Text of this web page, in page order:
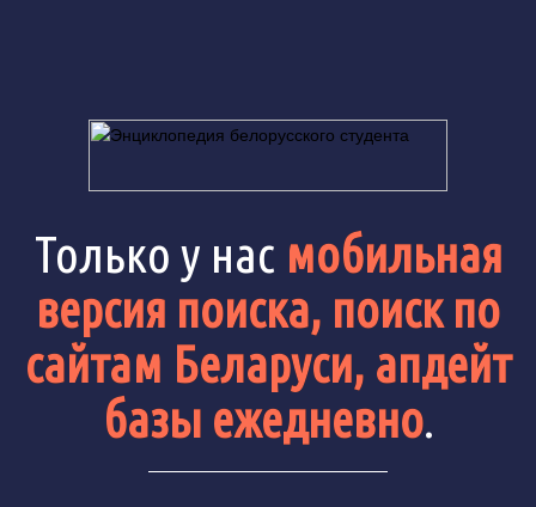
Только у нас мобильная
версия поиска, поиск по
сайтам Беларуси, апдейт
базы ежедневно.